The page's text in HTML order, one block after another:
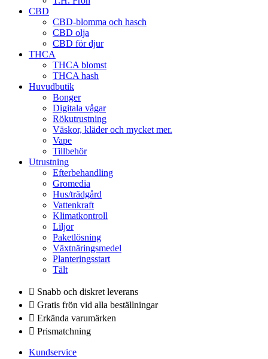
CBD
CBD-blomma och hasch
CBD olja
CBD för djur
THCA
THCA blomst
THCA hash
Huvudbutik
Bonger
Digitala vågar
Rökutrustning
Väskor, kläder och mycket mer.
Vape
Tillbehör
Utrustning
Efterbehandling
Gromedia
Hus/trädgård
Vattenkraft
Klimatkontroll
Liljor
Paketlösning
Växtnäringsmedel
Planteringsstart
Tält
Snabb och diskret leverans
Gratis frön vid alla beställningar
Erkända varumärken
Prismatchning
Kundservice